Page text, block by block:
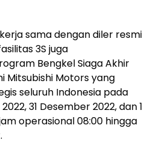
sama dengan diler resmi
3S juga
Bengkel Siaga Akhir
Mitsubishi Motors yang
seluruh Indonesia pada
31 Desember 2022, dan 1
operasional 08:00 hingga